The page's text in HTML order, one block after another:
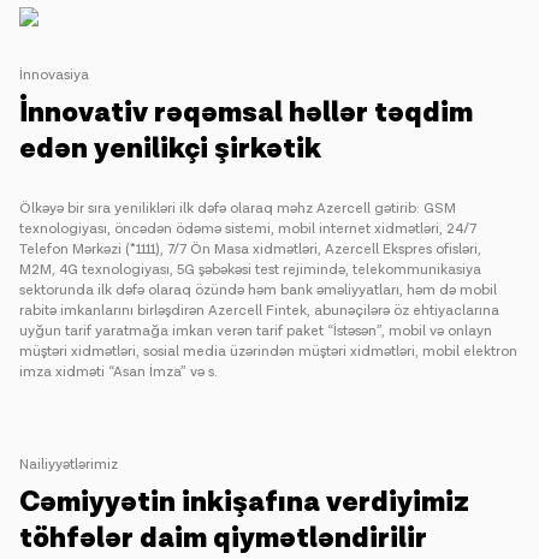
İnnovasiya
İnnovativ rəqəmsal həllər təqdim
edən yenilikçi şirkətik
Ölkəyə bir sıra yenilikləri ilk dəfə olaraq məhz Azercell gətirib: GSM
texnologiyası, öncədən ödəmə sistemi, mobil internet xidmətləri, 24/7
Telefon Mərkəzi (*1111), 7/7 Ön Masa xidmətləri, Azercell Ekspres ofisləri,
M2M, 4G texnologiyası, 5G şəbəkəsi test rejimində, telekommunikasiya
sektorunda ilk dəfə olaraq özündə həm bank əməliyyatları, həm də mobil
rabitə imkanlarını birləşdirən Azercell Fintek, abunəçilərə öz ehtiyaclarına
uyğun tarif yaratmağa imkan verən tarif paket “İstəsən”, mobil və onlayn
müştəri xidmətləri, sosial media üzərindən müştəri xidmətləri, mobil elektron
imza xidməti “Asan İmza” və s.
Nailiyyətlərimiz
Cəmiyyətin inkişafına verdiyimiz
töhfələr daim qiymətləndirilir